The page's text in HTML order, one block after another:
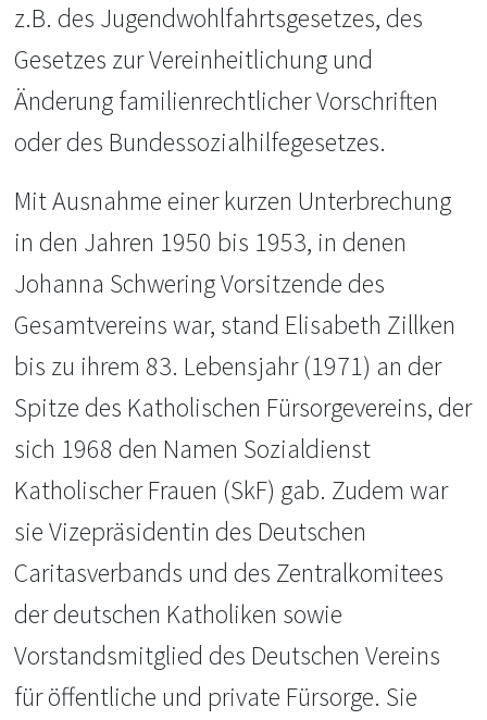
z.B. des Jugendwohlfahrtsgesetzes, des
Gesetzes zur Vereinheitlichung und
Änderung familienrechtlicher Vorschriften
oder des Bundessozialhilfegesetzes.
Mit Ausnahme einer kurzen Unterbrechung
in den Jahren 1950 bis 1953, in denen
Johanna Schwering Vorsitzende des
Gesamtvereins war, stand Elisabeth Zillken
bis zu ihrem 83. Lebensjahr (1971) an der
Spitze des Katholischen Fürsorgevereins, der
sich 1968 den Namen Sozialdienst
Katholischer Frauen (SkF) gab. Zudem war
sie Vizepräsidentin des Deutschen
Caritasverbands und des Zentralkomitees
der deutschen Katholiken sowie
Vorstandsmitglied des Deutschen Vereins
für öffentliche und private Fürsorge. Sie